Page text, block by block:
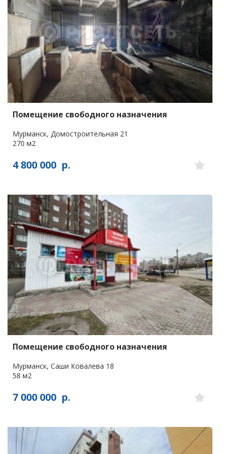
Помещение свободного назначения
Мурманск, Домостроительная 21
270 м2
4 800 000 р.
Помещение свободного назначения
Мурманск, Саши Ковалева 18
58 м2
7 000 000 р.